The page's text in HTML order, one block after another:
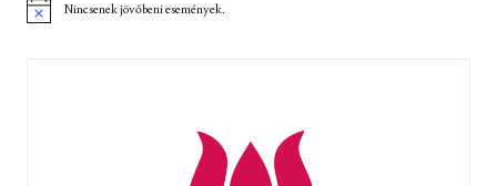
Nincsenek jövőbeni események.